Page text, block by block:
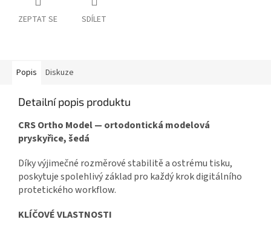
ZEPTAT SE SDÍLET
Popis Diskuze
Detailní popis produktu
CRS Ortho Model — ortodontická modelová
pryskyřice, šedá
Díky výjimečné rozměrové stabilitě a ostrému tisku,
poskytuje spolehlivý základ pro každý krok digitálního
protetického workflow.
KLÍČOVÉ VLASTNOSTI